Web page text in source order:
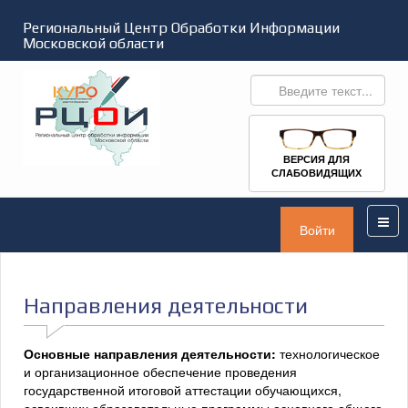
Региональный Центр Обработки Информации
Московской области
ВЕРСИЯ ДЛЯ
СЛАБОВИДЯЩИХ
Войти
Направления деятельности
Основные направления деятельности: технологическое
и организационное обеспечение проведения
государственной итоговой аттестации обучающихся,